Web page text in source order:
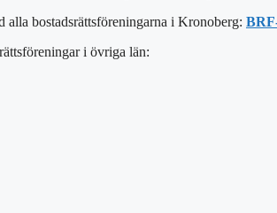
alla bostadsrättsföreningarna i Kronoberg:
i övriga län: